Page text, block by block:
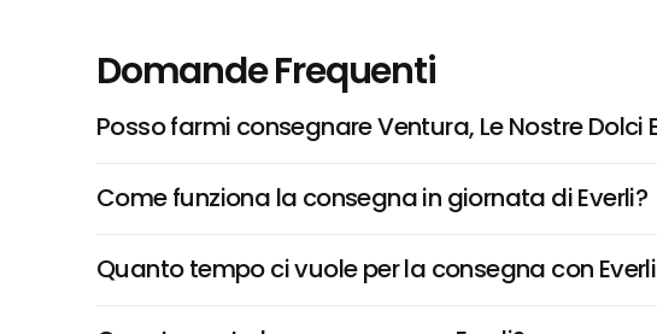
Domande Frequenti
Posso farmi consegnare Ventura, Le Nostre Dolci
Come funziona la consegna in giornata di Everli?
Quanto tempo ci vuole per la consegna con